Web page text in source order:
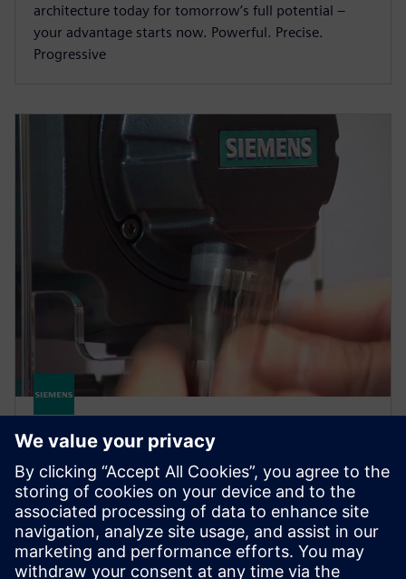
architecture today for tomorrow’s full potential –
your advantage starts now. Powerful. Precise.
Progressive
Motion Control Motors
Accessories
Posebno dizajnirana Motion-Connect tehnologija i
mjerni sustavi za vaše aplikacije za kontrolu pokreta.
Olakšava planiranje i puštanje u rad projekta.